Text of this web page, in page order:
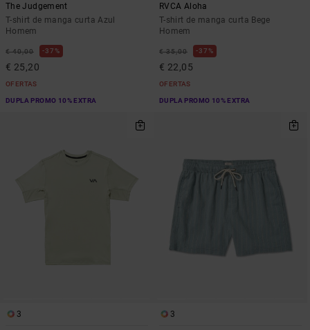
The Judgement
T-shirt de manga curta Azul
Homem
€ 40,00 37%
€ 25,20
OFERTAS
DUPLA PROMO 10% EXTRA
RVCA Aloha
T-shirt de manga curta Bege
Homem
€ 35,00 37%
€ 22,05
OFERTAS
DUPLA PROMO 10% EXTRA
3 3